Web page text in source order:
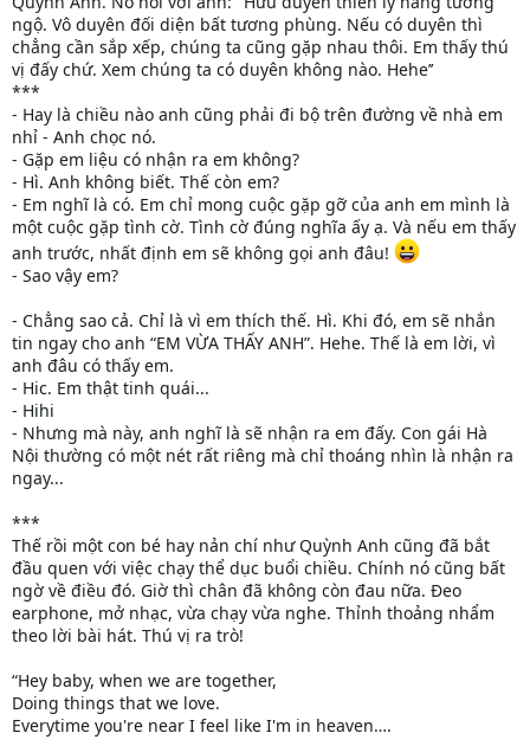
ngộ. Vô duyên đối diện bất tương phùng. Nếu có duyên thì
chẳng cần sắp xếp, chúng ta cũng gặp nhau thôi. Em thấy thú
vị đấy chứ. Xem chúng ta có duyên không nào. Hehe’’
***
- Hay là chiều nào anh cũng phải đi bộ trên đường về nhà em
nhỉ - Anh chọc nó.
- Gặp em liệu có nhận ra em không?
- Hì. Anh không biết. Thế còn em?
- Em nghĩ là có. Em chỉ mong cuộc gặp gỡ của anh em mình là
một cuộc gặp tình cờ. Tình cờ đúng nghĩa ấy ạ. Và nếu em thấy
anh trước, nhất định em sẽ không gọi anh đâu!
- Sao vậy em?
- Chẳng sao cả. Chỉ là vì em thích thế. Hì. Khi đó, em sẽ nhắn
tin ngay cho anh “EM VỪA THẤY ANH”. Hehe. Thế là em lời, vì
anh đâu có thấy em.
- Hic. Em thật tinh quái...
- Hihi
- Nhưng mà này, anh nghĩ là sẽ nhận ra em đấy. Con gái Hà
Nội thường có một nét rất riêng mà chỉ thoáng nhìn là nhận ra
ngay...
***
Thế rồi một con bé hay nản chí như Quỳnh Anh cũng đã bắt
đầu quen với việc chạy thể dục buổi chiều. Chính nó cũng bất
ngờ về điều đó. Giờ thì chân đã không còn đau nữa. Đeo
earphone, mở nhạc, vừa chạy vừa nghe. Thỉnh thoảng nhẩm
theo lời bài hát. Thú vị ra trò!
“Hey baby, when we are together,
Doing things that we love.
Everytime you're near I feel like I'm in heaven….